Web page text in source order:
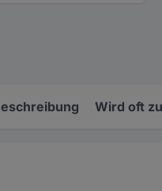
Wird oft